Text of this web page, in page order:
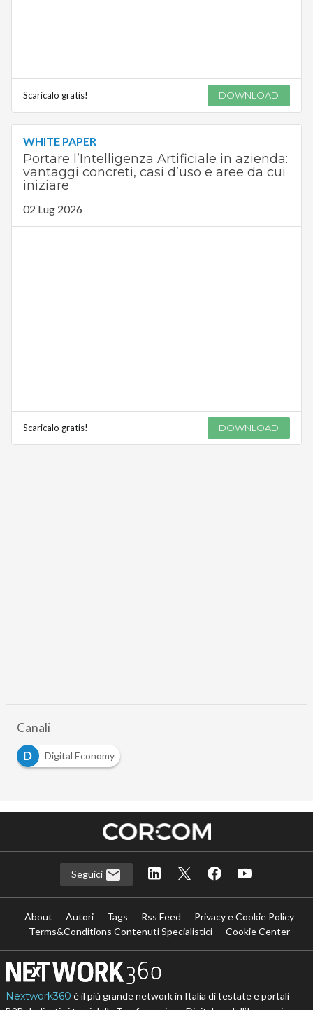
Scaricalo gratis! DOWNLOAD
WHITE PAPER
Portare l’Intelligenza Artificiale in azienda:
vantaggi concreti, casi d’uso e aree da cui
iniziare
02 Lug 2026
Scaricalo gratis! DOWNLOAD
Canali
D
Digital Economy
Seguici
About Autori Tags Rss Feed
Privacy e Cookie Policy
Terms&Conditions Contenuti Specialistici
Cookie Center
Nextwork360 è il più grande network in Italia di testate e portali